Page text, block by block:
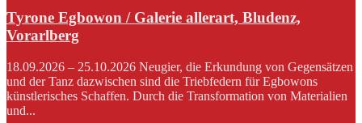
Tyrone Egbowon / Galerie allerart, Bludenz,
Vorarlberg
18.09.2026 – 25.10.2026 Neugier, die Erkundung von Gegensätzen
und der Tanz dazwischen sind die Triebfedern für Egbowons
künstlerisches Schaffen. Durch die Transformation von Materialien
und...